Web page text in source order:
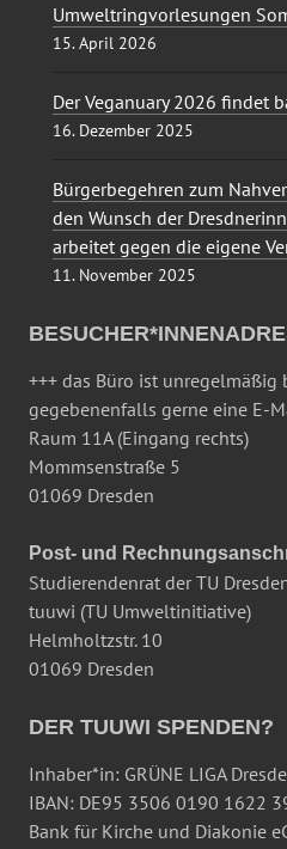
Umweltringvorlesungen
15. April 2026
Der Veganuary 2026 findet
16. Dezember 2025
Bürgerbegehren zum
den Wunsch der
arbeitet gegen die eigene
11. November 2025
+++ das Büro ist unregelmäßig
gegebenenfalls gerne eine E-
Raum 11A (Eingang rechts)
Mommsenstraße 5
01069 Dresden
Post- und
Studierendenrat der TU
tuuwi (TU Umweltinitiative)
Helmholtzstr. 10
01069 Dresden
DER TUUWI SPENDEN?
Inhaber*in: GRÜNE LIGA
IBAN: DE95 3506 0190 1622
Bank für Kirche und Diakonie